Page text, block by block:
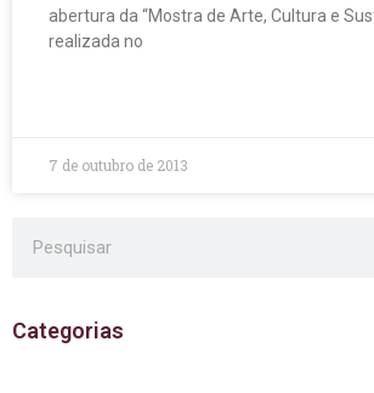
abertura da “Mostra de Arte, Cultura e
realizada no
7 de outubro de 2013
Categorias